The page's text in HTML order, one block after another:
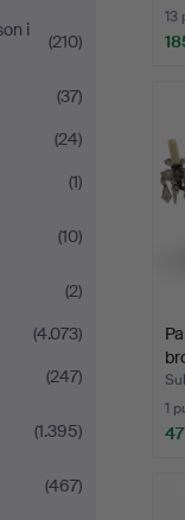
i
(210)
(37)
(24)
(1)
(10)
(2)
(4.073)
(247)
(1.395)
(467)
13
1